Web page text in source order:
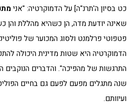
כט בסיון ה'תרנ"ה] על הדמוקרטיה: "אני
שאינה יודעת מדה, הן כשהיא מהללת והן
פטפוטי פרלמנט ולסוג המכוער של
הדמוקרטיה היא שטות מדינית היכולה
התרגשות של מהפיכה". והדברים
שנה מתגלים מפעם לפעם גם בחיים
ועיוותם.